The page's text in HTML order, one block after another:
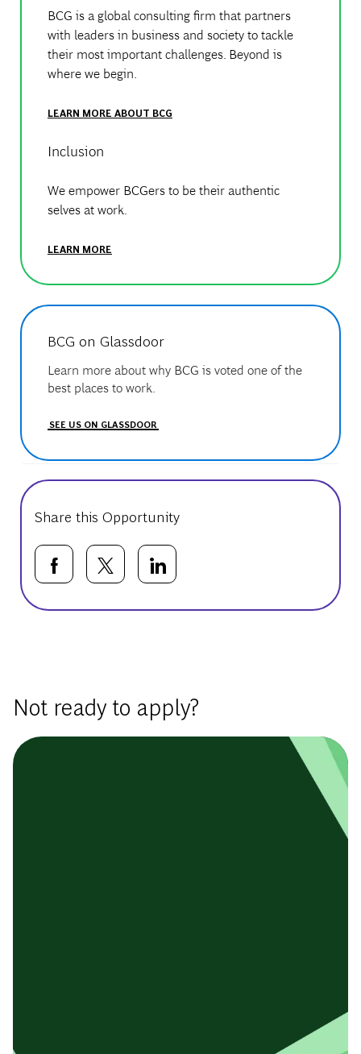
BCG is a global consulting firm that partners
with leaders in business and society to tackle
their most important challenges. Beyond is
where we begin.
LEARN MORE ABOUT BCG
Inclusion
We empower BCGers to be their authentic
selves at work.
LEARN MORE
BCG on Glassdoor
Learn more about why BCG is voted one of the
best places to work.
SEE US ON GLASSDOOR
Share this Opportunity
Share via Facebook
Share via twitter
Share via LinkedIn
Not ready to apply?